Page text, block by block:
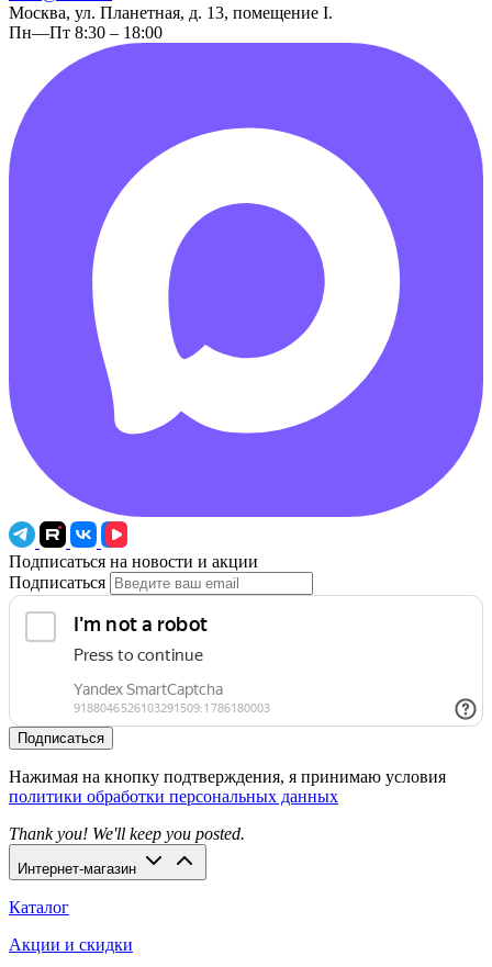
Москва, ул. Планетная, д. 13, помещение I.
Пн—Пт 8:30 – 18:00
Подписаться на новости и акции
Подписаться
Подписаться
Нажимая на кнопку подтверждения, я принимаю условия
политики обработки персональных данных
Thank you! We'll keep you posted.
Интернет-магазин
Каталог
Акции и скидки